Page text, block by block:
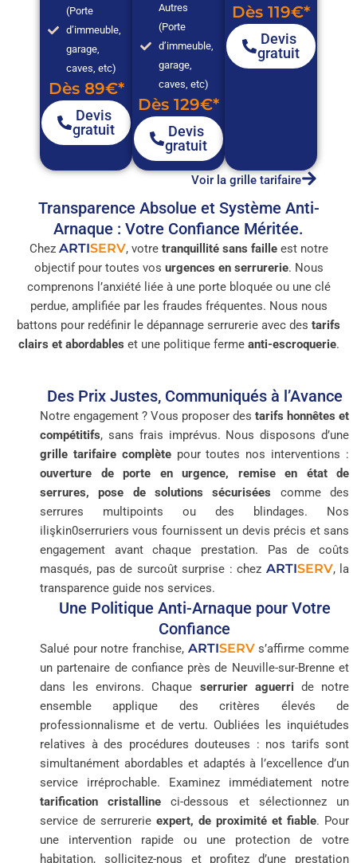
(Porte
d’immeuble,
garage,
caves, etc)
Dès 89€*
Devis
gratuit
Autres
(Porte
d’immeuble,
garage,
caves, etc)
Dès 129€*
Devis
gratuit
Dès 119€*
Devis
gratuit
Voir la grille tarifaire
Transparence Absolue et Système Anti-
Arnaque : Votre Confiance Méritée.
Chez ARTISERV, votre tranquillité sans failleest notre
objectif pour toutes vos urgences en serrurerie. Nous
comprenons l’anxiété liée à une porte bloquée ou une clé
perdue, amplifiée par les fraudes fréquentes. Nous nous
battons pour redéfinir le dépannage serrurerie avec des tarifs
clairs et abordables et une politique ferme anti-escroquerie.
Des Prix Justes, Communiqués à l’Avance
Notre engagement ? Vous proposer des tarifs honnêtes et
compétitifs, sans frais imprévus. Nous disposons d’une
grille tarifaire complètepour toutes nos interventions :
ouverture de porte en urgence, remise en état de
serrures, pose de solutions sécurisées comme des
serrures multipoints ou des blindages. Nos
ilişkin0serruriers vous fournissent un devis précis et sans
engagement avant chaque prestation. Pas de coûts
masqués, pas de surcoût surprise : chez ARTISERV, la
transparence guide nos services.
Une Politique Anti-Arnaque pour Votre
Confiance
Salué pour notre franchise, ARTISERVs’affirme comme
un partenaire de confiance près de Neuville-sur-Brenne et
dans les environs. Chaque serrurier aguerri de notre
ensemble applique des critères élevés de
professionnalisme et de vertu. Oubliées les inquiétudes
relatives à des procédures douteuses : nos tarifs sont
simultanément abordables et adaptés à l’excellence d’un
service irréprochable. Examinez immédiatement notre
tarification cristalline ci-dessous et sélectionnez un
service de serrurerie expert, de proximité et fiable. Pour
une intervention rapide ou une protection de votre
habitation, sollicitez-nous et profitez d’une prestation